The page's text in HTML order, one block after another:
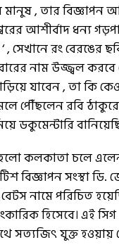
, তার বিজ্ঞাপন
আশীর্বাদ ধন্য
, সেখানে রং বেরঙের
নাম উজ্জ্বল করবে
যাবেন , তা কি
পৌঁছলেন রবি
ডকুমেন্টারি
কলকাতা চলে
বিজ্ঞাপন সংস্থা ডি.
নামে পরিচিত
হিসেবে। এই সিগ
সত্যজিৎ যুক্ত